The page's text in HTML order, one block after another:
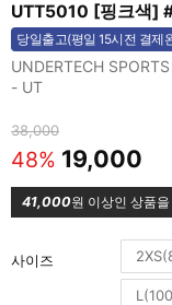
UTT5010 [핑크색]
당일출고(평일 15시전 결제
UNDERTECH
- UT
38,000
48% 19,000
41,000원 이상인 상품
사이즈